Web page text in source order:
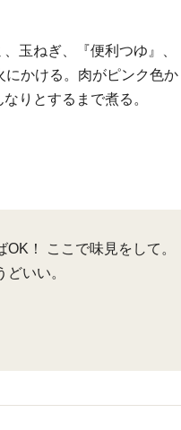
玉ねぎ、『便利つゆ』、
にかける。肉がピンク色か
りとするまで煮る。
！ ここで味見をして。
いい。